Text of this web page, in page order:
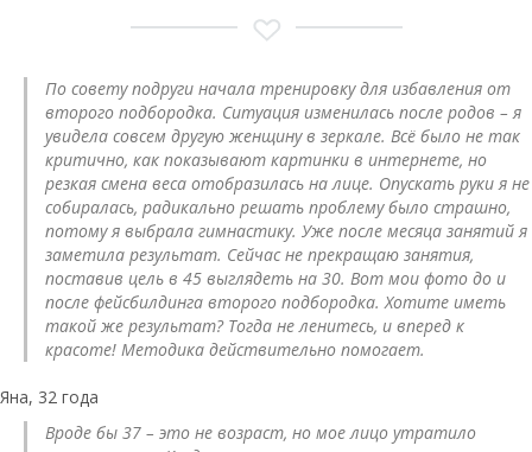
По совету подруги начала тренировку для избавления от
второго подбородка. Ситуация изменилась после родов – я
увидела совсем другую женщину в зеркале. Всё было не так
критично, как показывают картинки в интернете, но
резкая смена веса отобразилась на лице. Опускать руки я не
собиралась, радикально решать проблему было страшно,
потому я выбрала гимнастику. Уже после месяца занятий я
заметила результат. Сейчас не прекращаю занятия,
поставив цель в 45 выглядеть на 30. Вот мои фото до и
после фейсбилдинга второго подбородка. Хотите иметь
такой же результат? Тогда не ленитесь, и вперед к
красоте! Методика действительно помогает.
Яна, 32 года
Вроде бы 37 – это не возраст, но мое лицо утратило